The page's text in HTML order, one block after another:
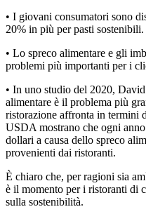
• I giovani consumatori sono
20% in più per pasti sostenibili.
• Lo spreco alimentare e gli
problemi più importanti per i
• In uno studio del 2020,
alimentare è il problema più
ristorazione affronta in termini
USDA mostrano che ogni
dollari a causa dello spreco
provenienti dai ristoranti.
È chiaro che, per ragioni sia
è il momento per i ristoranti di
sulla sostenibilità.